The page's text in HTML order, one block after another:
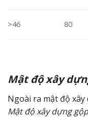
>46 80
Mật độ xây
Ngoài ra mật độ
Mật độ xây dựng